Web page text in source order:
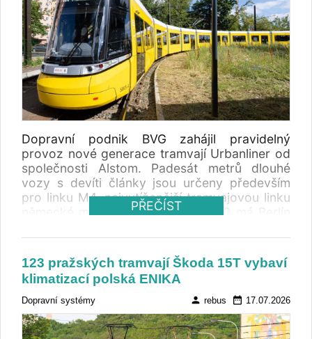
Dopravní podnik BVG zahájil pravidelný
provoz nové generace tramvají Urbanliner od
společnosti Alstom. Padesát metrů dlouhé
vozy s devíti články jsou určeny především
pro linku M4, nejvytíženější tramvajovou linku
německé metropole. Do roku 2030 má Berlín
PŘEČÍST
123 pražských tramvají Škoda 15T vybaví
klimatizací polská ENIKA
Dopravní systémy person rebus date_range 17.07.2026